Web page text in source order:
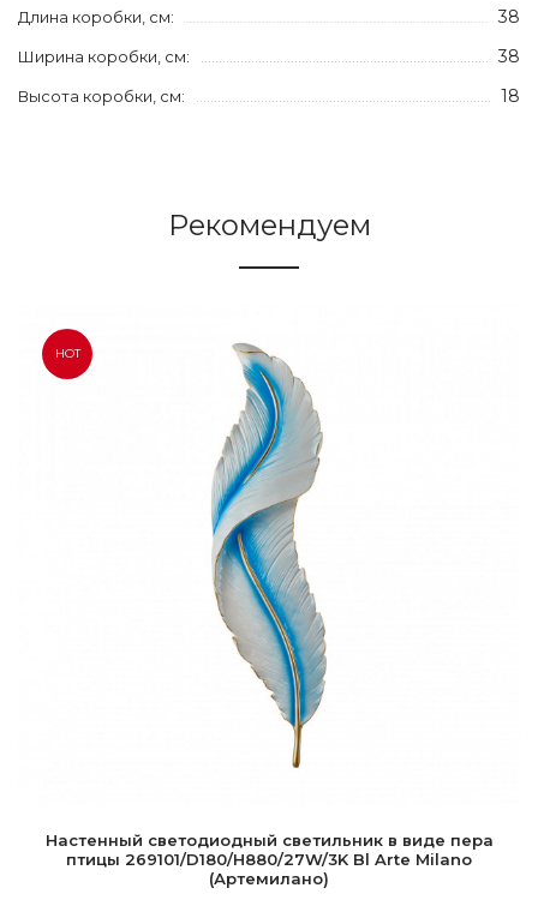
Длина коробки, см: 38
Ширина коробки, см: 38
Высота коробки, см: 18
Рекомендуем
HOT
Настенный светодиодный светильник в виде пера
птицы 269101/D180/H880/27W/3K Bl Arte Milano
(Артемилано)